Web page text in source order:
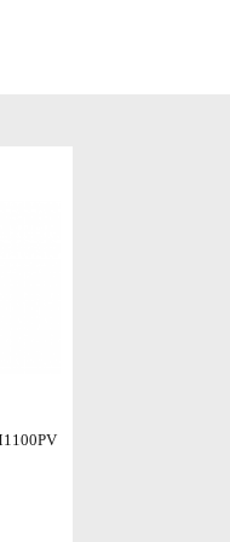
minh họa
trình giặt
có thói quen gom đồ cả
trình giặt được cài
thiết bị thuận tiện.